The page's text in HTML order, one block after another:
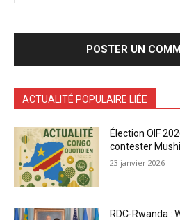
ACTUALITÉ POPULAIRE LIÉE
Élection OIF
contester
23 janvier 2026
RDC-Rwanda :